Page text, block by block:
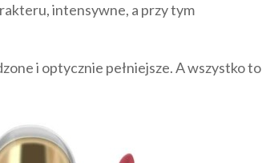
intensywne, a przy tym
i optycznie pełniejsze. A wszystko to